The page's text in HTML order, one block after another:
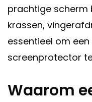
prachtige scherm
krassen,
essentieel om
screenprotector
Waarom